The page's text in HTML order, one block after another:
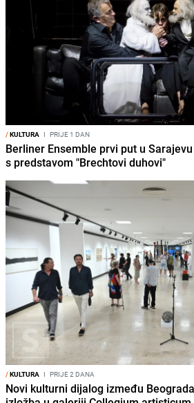
/KULTURA I PRIJE 1 DAN
Berliner Ensemble prvi put u
s predstavom "Brechtovi duhovi"
/KULTURA I PRIJE 2 DANA
Novi kulturni dijalog između